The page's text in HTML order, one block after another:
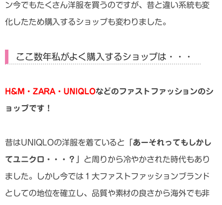
ン今でもたくさん洋服を買うのですが、昔と違い系統も変
化したため購入するショップも変わりました。
ここ数年私がよく購入するショップは・・・
H&M・ZARA・UNIQLOなどのファストファッションのシ
ョップです！
昔はUNIQLOの洋服を着ていると「 あーそれってもしかし
てユニクロ・・・？ 」と周りから冷やかされた時代もあり
ました。しかし今では１大ファストファッションブランド
としての地位を確立し、品質や素材の良さから海外でも非